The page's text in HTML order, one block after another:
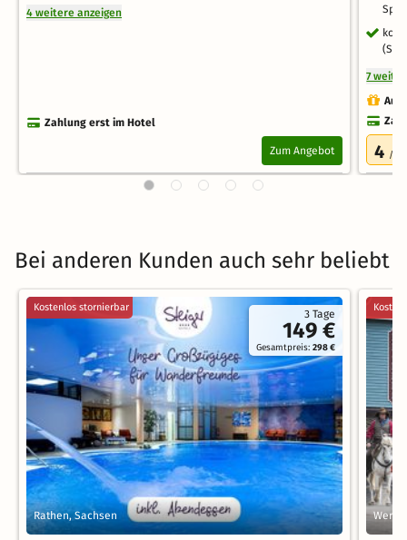
4 weitere anzeigen
Zahlung erst im Hotel
Zum Angebot
7
4 /5.0
Bei anderen Kunden auch sehr beliebt
3 Tage
149 €
Gesamtpreis:298 €
Kostenlos stornierbar
Rathen, Sachsen